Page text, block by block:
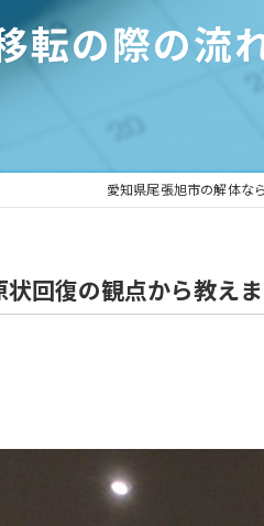
転の際の流
愛知県尾張旭市の解体な
回復の観点から教え